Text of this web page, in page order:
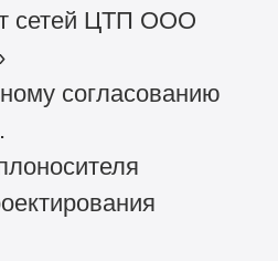
сетей ЦТП ООО
согласованию